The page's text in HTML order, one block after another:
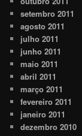
setembro 2011
agosto 2011
julho 2011
junho 2011
maio 2011
abril 2011
março 2011
fevereiro 2011
janeiro 2011
dezembro 2010